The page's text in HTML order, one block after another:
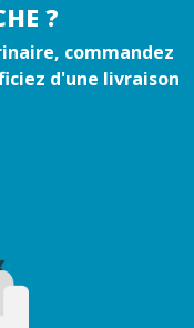
?
commandez
d'une livraison